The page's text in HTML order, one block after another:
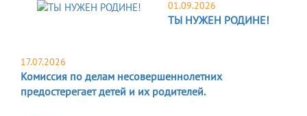
01.09.2026
ТЫ НУЖЕН РОДИНЕ!
17.07.2026
Комиссия по делам несовершеннолетних
предостерегает детей и их родителей.